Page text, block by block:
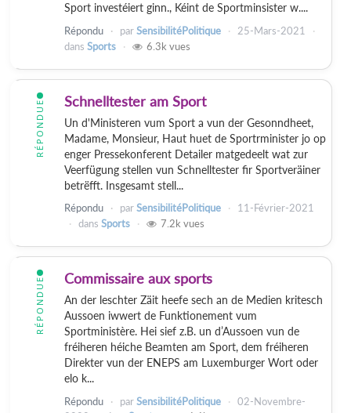
Sport investéiert ginn., Kéint de Sportminsister w....
Répondu parSensibilitéPolitique
25-Mars-2021
dansSports 6.3k vues
RÉPONDUE Schnelltester am Sport
Un d'Ministeren vum Sport a vun der Gesonndheet,
Madame, Monsieur, Haut huet de Sportrminister jo op
enger Pressekonferent Detailer matgedeelt wat zur
Veerfügung stellen vun Schnelltester fir Sportveräiner
betrëfft. Insgesamt stell...
Répondu parSensibilitéPolitique
11-Février-2021
dansSports 7.2k vues
RÉPONDUE Commissaire aux sports
An der leschter Zäit heefe sech an de Medien kritesch
Aussoen iwwert de Funktionement vum
Sportministère. Hei sief z.B. un d’Aussoen vun de
fréiheren héiche Beamten am Sport, dem fréiheren
Direkter vun der ENEPS am Luxemburger Wort oder
elo k...
Répondu parSensibilitéPolitique
02-Novembre-